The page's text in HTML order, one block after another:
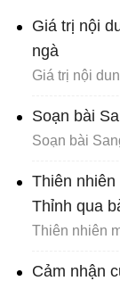
Giá trị nội
ngà
Giá trị nội
Soạn bài
Soạn bài
Thiên
Thỉnh qua
Thiên nhiên
Cảm nhận